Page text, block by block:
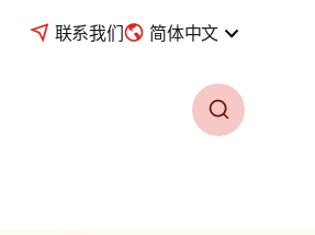
联系我们 简体中文